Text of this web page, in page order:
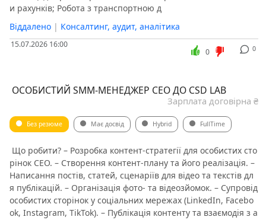
и рахунків; Робота з транспортною д
Віддалено | Консалтинг, аудит, аналітика
15.07.2026 16:00 0
0
️ ОСОБИСТИЙ SMM-МЕНЕДЖЕР CEO ДО CSD LAB
Зарплата договірна ₴
Без резюме Має досвід Hybrid FullTime
️ Що робити? – Розробка контент-стратегії для особистих сто
рінок CEO. – Створення контент-плану та його реалізація. –
Написання постів, статей, сценаріїв для відео та текстів дл
я публікацій. – Організація фото- та відеозйомок. – Супровід
особистих сторінок у соціальних мережах (LinkedIn, Facebo
ok, Instagram, TikTok). – Публікація контенту та взаємодія з а